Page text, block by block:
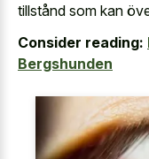
tillstånd som kan
Consider reading:
Bergshunden